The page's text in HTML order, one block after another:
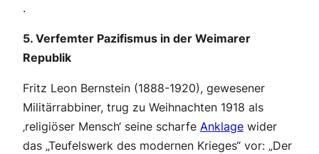
.
5. Verfemter Pazifismus in der Weimarer
Republik
Fritz Leon Bernstein (1888-1920), gewesener
Militärrabbiner, trug zu Weihnachten 1918 als
‚religiöser Mensch‘ seine scharfe Anklage wider
das „Teufelswerk des modernen Krieges“ vor: „Der